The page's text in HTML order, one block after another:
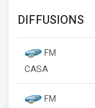
DIFFUSIONS
FM
CASA
FM